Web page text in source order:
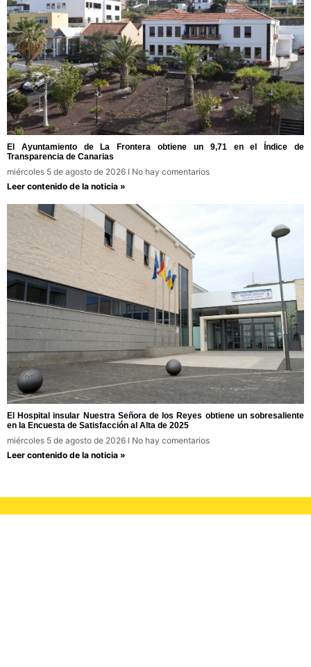
El Ayuntamiento de La Frontera obtiene un 9,71 en el Índice de
Transparencia de Canarias
miércoles 5 de agosto de 2026
No hay comentarios
Leer contenido de la noticia »
El Hospital insular Nuestra Señora de los Reyes obtiene un sobresaliente
en la Encuesta de Satisfacción al Alta de 2025
miércoles 5 de agosto de 2026
No hay comentarios
Leer contenido de la noticia »